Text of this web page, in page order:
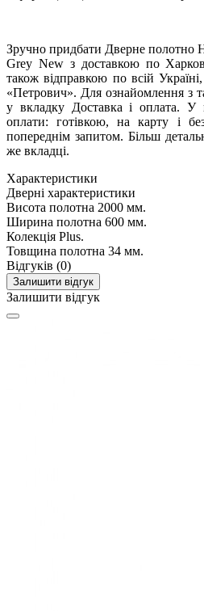
Зручно придбати Дверне полотно
Grey New з доставкою по
також відправкою по всій
«Петрович». Для ознайомлення з
у вкладку Доставка і оплата. У
оплати: готівкою, на карту і
попереднім запитом. Більш
же вкладці.
Характеристики
Дверні характеристики
Висота полотна 2000 мм.
Ширина полотна 600 мм.
Колекція Plus.
Товщина полотна 34 мм.
Відгуків (0)
Залишити відгук
Залишити відгук